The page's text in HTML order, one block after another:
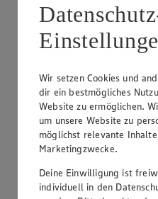
Wir setzen Cookies und
dir ein bestmögliches
Website zu ermöglichen.
um unsere Website zu
möglichst relevante
Marketingzwecke.
Deine Einwilligung ist
individuell in den